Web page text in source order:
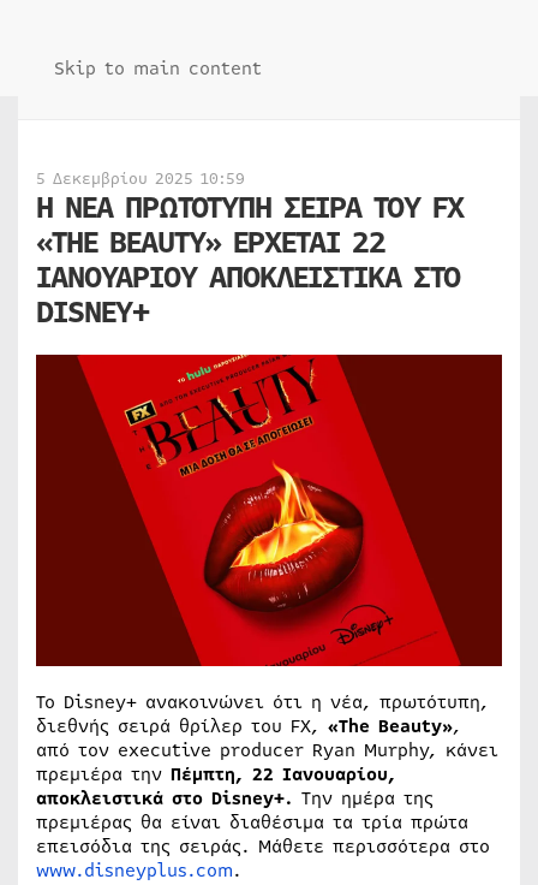
Skip to main content
5 Δεκεμβρίου 2025 10:59
Η NEA ΠΡΩΤΟΤΥΠΗ ΣΕΙΡΑ ΤΟΥ FX
«THE BEAUTY» ΕΡΧΕΤΑΙ 22
ΙΑΝΟΥΑΡΙΟΥ ΑΠΟΚΛΕΙΣΤΙΚΑ ΣΤΟ
DISNEY+
Το Disney+ ανακοινώνει ότι η νέα, πρωτότυπη,
διεθνής σειρά θρίλερ του FX, «The Beauty»,
από τον executive producer Ryan Murphy, κάνει
πρεμιέρα την Πέμπτη, 22 Ιανουαρίου,
αποκλειστικά στο Disney+. Την ημέρα της
πρεμιέρας θα είναι διαθέσιμα τα τρία πρώτα
επεισόδια της σειράς. Μάθετε περισσότερα στο
www.disneyplus.com.